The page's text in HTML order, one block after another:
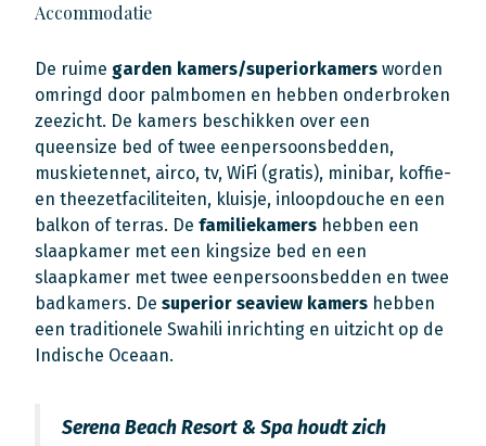
Accommodatie
De ruime garden kamers/superiorkamers worden
omringd door palmbomen en hebben onderbroken
zeezicht. De kamers beschikken over een
queensize bed of twee eenpersoonsbedden,
muskietennet, airco, tv, WiFi (gratis), minibar, koffie-
en theezetfaciliteiten, kluisje, inloopdouche en een
balkon of terras. De familiekamers hebben een
slaapkamer met een kingsize bed en een
slaapkamer met twee eenpersoonsbedden en twee
badkamers. De superior seaview kamers hebben
een traditionele Swahili inrichting en uitzicht op de
Indische Oceaan.
Serena Beach Resort & Spa houdt zich